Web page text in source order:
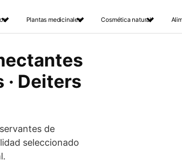
Plantas medicinales Cosmética natural
Deiters
de
seleccionado